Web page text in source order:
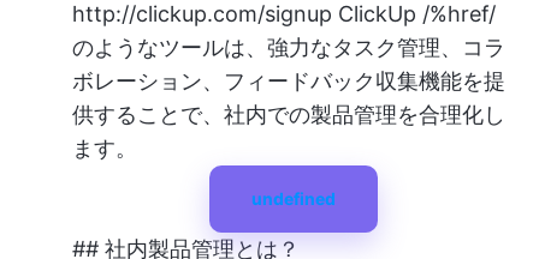
http://clickup.com/signup ClickUp /%href/
のようなツールは、強力なタスク管理、コラ
ボレーション、フィードバック収集機能を提
供することで、社内での製品管理を合理化し
ます。
undefined
## 社内製品管理とは？